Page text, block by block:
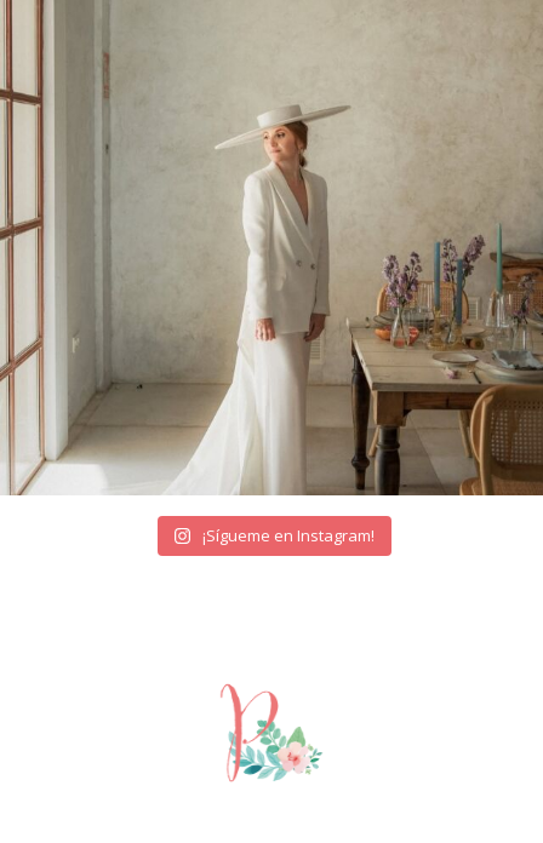
¡Sígueme en Instagram!